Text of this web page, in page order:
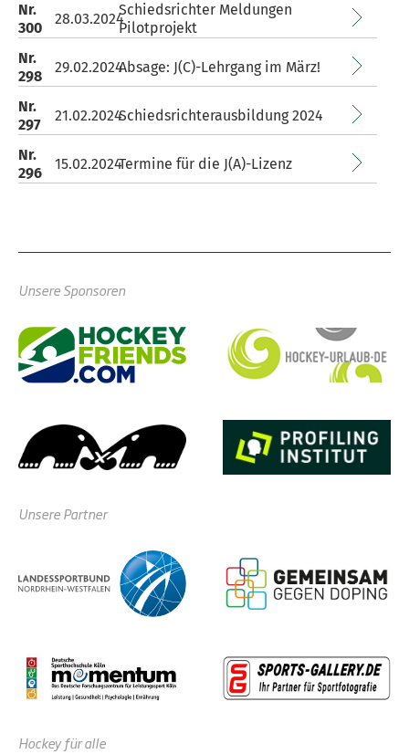
Nr.
300
28.03.2024
Schiedsrichter Meldungen
Pilotprojekt
Nr.
298
29.02.2024Absage: J(C)-Lehrgang im März!
Nr.
297
21.02.2024Schiedsrichterausbildung 2024
Nr.
296
15.02.2024Termine für die J(A)-Lizenz
Unsere Sponsoren
Unsere Partner
Hockey für alle